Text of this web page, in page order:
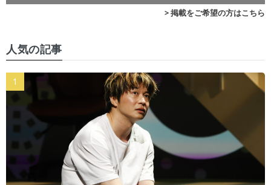
> 掲載をご希望の方はこちら
人気の記事